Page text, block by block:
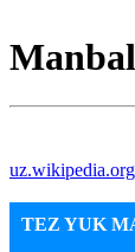
uz.wikipedia.org
TEZ YUK